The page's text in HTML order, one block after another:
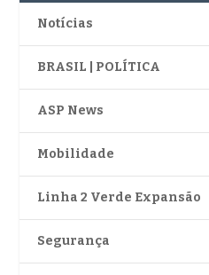
Notícias
BRASIL | POLÍTICA
ASP News
Mobilidade
Linha 2 Verde Expansão
Segurança